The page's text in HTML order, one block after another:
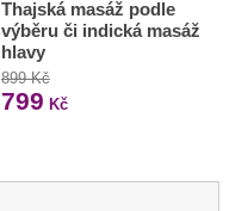
Thajská masáž podle
výběru či indická masáž
hlavy
899 Kč
799 Kč